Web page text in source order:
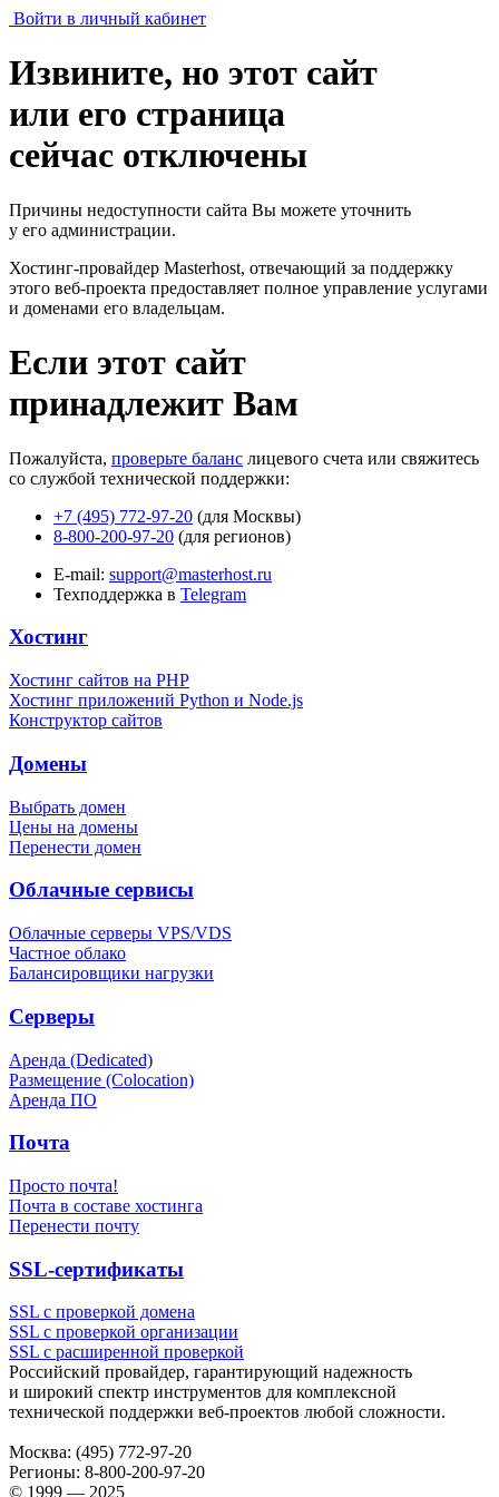
Войти в личный кабинет
Извините, но этот сайт
или его страница
сейчас отключены
Причины недоступности сайта Вы можете уточнить
у его администрации.
Хостинг-провайдер Masterhost, отвечающий за поддержку
этого веб-проекта предоставляет полное управление услугами
и доменами его владельцам.
Если этот сайт
принадлежит Вам
Пожалуйста, проверьте баланс лицевого счета или свяжитесь
со службой технической поддержки:
+7 (495) 772-97-20 (для Москвы)
8-800-200-97-20 (для регионов)
E-mail: support@masterhost.ru
Техподдержка в Telegram
Хостинг
Хостинг сайтов на PHP
Хостинг приложений Python и Node.js
Конструктор сайтов
Домены
Выбрать домен
Цены на домены
Перенести домен
Облачные сервисы
Облачные серверы VPS/VDS
Частное облако
Балансировщики нагрузки
Серверы
Аренда (Dedicated)
Размещение (Colocation)
Аренда ПО
Почта
Просто почта!
Почта в составе хостинга
Перенести почту
SSL-сертификаты
SSL с проверкой домена
SSL с проверкой организации
SSL с расширенной проверкой
Российский провайдер, гарантирующий надежность
и широкий спектр инструментов для комплексной
технической поддержки веб-проектов любой сложности.
Москва: (495) 772-97-20
Регионы: 8-800-200-97-20
© 1999 — 2025